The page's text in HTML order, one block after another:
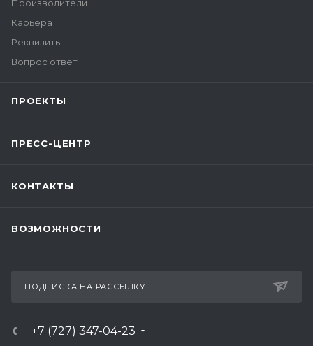
Производители
Карьера
Реквизиты
Вопрос ответ
ПРОЕКТЫ
ПРЕСС-ЦЕНТР
КОНТАКТЫ
ВОЗМОЖНОСТИ
ПОДПИСКА НА РАССЫЛКУ
+7 (727) 347-04-23